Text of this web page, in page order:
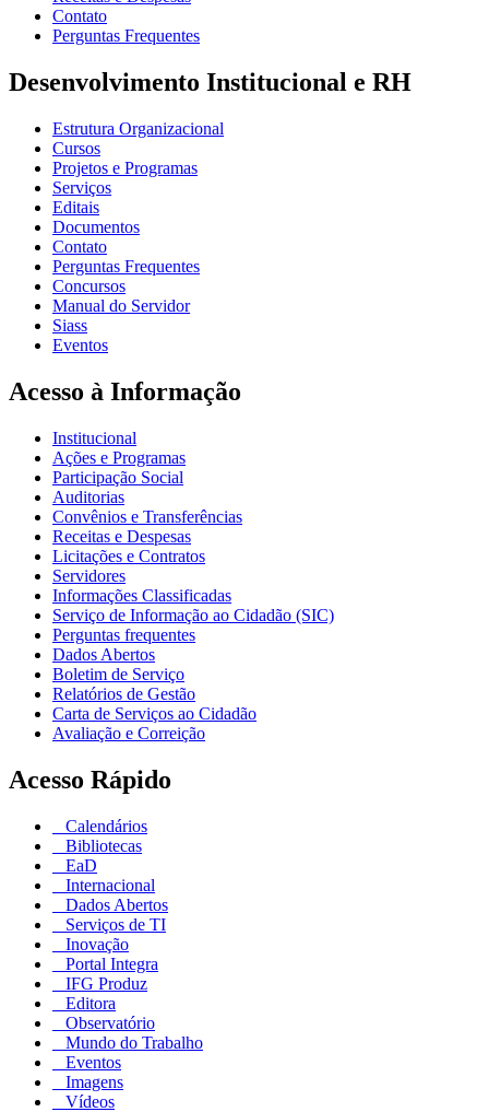
Contato
Perguntas Frequentes
Desenvolvimento Institucional e RH
Estrutura Organizacional
Cursos
Projetos e Programas
Serviços
Editais
Documentos
Contato
Perguntas Frequentes
Concursos
Manual do Servidor
Siass
Eventos
Acesso à Informação
Institucional
Ações e Programas
Participação Social
Auditorias
Convênios e Transferências
Receitas e Despesas
Licitações e Contratos
Servidores
Informações Classificadas
Serviço de Informação ao Cidadão (SIC)
Perguntas frequentes
Dados Abertos
Boletim de Serviço
Relatórios de Gestão
Carta de Serviços ao Cidadão
Avaliação e Correição
Acesso Rápido
Calendários
Bibliotecas
EaD
Internacional
Dados Abertos
Serviços de TI
Inovação
Portal Integra
IFG Produz
Editora
Observatório
Mundo do Trabalho
Eventos
Imagens
Vídeos